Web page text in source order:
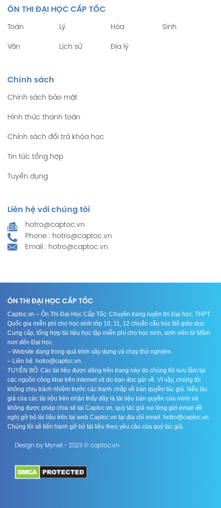
ÔN THI ĐẠI HỌC CẤP TỐC
Toán Lý Hóa Sinh
Văn Lịch sử Địa lý
Chính sách
Chính sách bảo mật
Hình thức thanh toán
Chính sách đổi trả khóa học
Tin tức tổng hợp
Tuyển dụng
Liên hệ với chúng tôi
hotro@captoc.vn
Phone : hotro@captoc.vn
Email : hotro@captoc.vn
ÔN THI ĐẠI HỌC CẤP TỐC
Captoc.vn – Ôn Thi Đại Học Cấp Tốc: Chuyên trang luyện thi Đại học, THPT
Quốc gia miễn phí cho học sinh lớp 10, 11, 12 chuẩn cấu trúc Bộ giáo dục.
Cung cấp, tổng hợp tài liệu học tập miễn phí cho học sinh, sinh viên từ Mầm
non đến Đại học.
– Website đang trong quá trình xây dựng và chạy thử nghiệm.
– Liên hệ: hotro@captoc.vn.
TUYÊN BỐ: Các tài liệu được đăng trên trang này do chúng tôi sưu tầm tại
các nguồn công khai trên internet và do bạn đọc gửi về. Vì vậy, chúng tôi
không chịu trách nhiệm trước các tranh chấp về bản quyền tác giả. Nếu tác
giả của các tài liệu trên nhận thấy đây là tài liệu bản quyền của mình và
không được phép chia sẻ tại Captoc.vn, quý tác giả vui lòng gửi email đề
nghị gỡ bỏ tài liệu trên tại web Captoc.vn tại địa chỉ email: hotro@captoc.vn.
Chúng tôi sẽ tiến hành gỡ bỏ tài liệu theo yêu cầu của quý tác giả.
Design by Mynet - 2023 © captoc.vn